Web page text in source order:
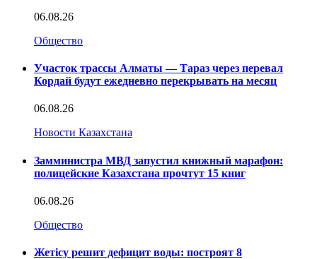
06.08.26
Общество
Участок трассы Алматы — Тараз через перевал
Кордай будут ежедневно перекрывать на месяц
06.08.26
Новости Казахстана
Замминистра МВД запустил книжный марафон:
полицейские Казахстана прочтут 15 книг
06.08.26
Общество
Жетісу решит дефицит воды: построят 8